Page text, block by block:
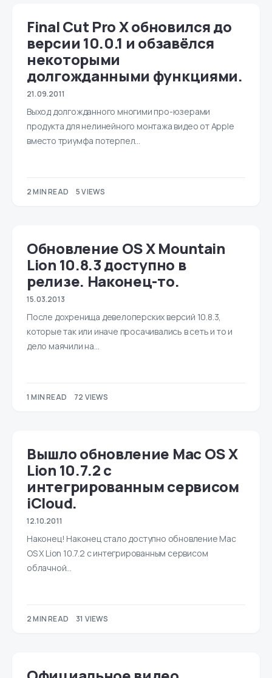
Final Cut Pro X обновился до
версии 10.0.1 и обзавёлся
некоторыми
долгожданными функциями.
21.09.2011
Выход долгожданного многими про-юзерами
продукта для нелинейного монтажа видео от Apple
вместо триумфа потерпел…
2 MIN READ 5 VIEWS
Обновление OS X Mountain
Lion 10.8.3 доступно в
релизе. Наконец-то.
15.03.2013
После дохренища девелоперских версий 10.8.3,
которые так или иначе просачивались в сеть и то и
дело маячили на…
1 MIN READ 72 VIEWS
Вышло обновление Mac OS X
Lion 10.7.2 с
интегрированным сервисом
iCloud.
12.10.2011
Наконец! Наконец стало доступно обновление Mac
OS X Lion 10.7.2 с интегрированным сервисом
облачной…
2 MIN READ 31 VIEWS